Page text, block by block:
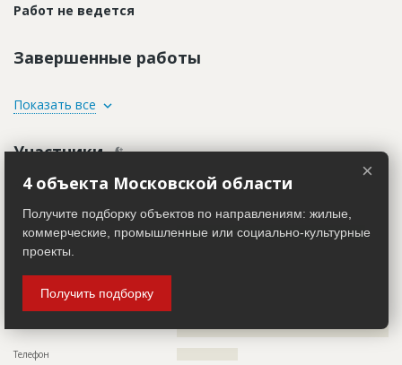
Работ не ведется
Завершенные работы
ID
Дата обновления
Ответственный
???????????????????????????????????????????????
???????????????????????????????????????????????
???????????????????????????????????????????????
Предполагаемые потребности
??????????????????????????????????????????????????????????
Показать все
Участники
Заказчик ID 519567
Название компании ???????????????????????????????
Информация проверена и подтверждена
Описание
???????
Телефон
×
4 объекта Московской области
Получите подборку объектов по направлениям: жилые,
коммерческие, промышленные или социально-культурные
проекты.
Получить подборку